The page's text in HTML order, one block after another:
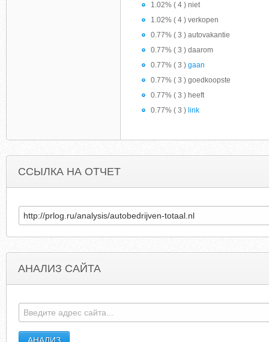
1.02% ( 4 ) niet
1.02% ( 4 ) verkopen
0.77% ( 3 ) autovakantie
0.77% ( 3 ) daarom
0.77% ( 3 ) gaan
0.77% ( 3 ) goedkoopste
0.77% ( 3 ) heeft
0.77% ( 3 ) link
ССЫЛКА НА ОТЧЕТ
АНАЛИЗ САЙТА